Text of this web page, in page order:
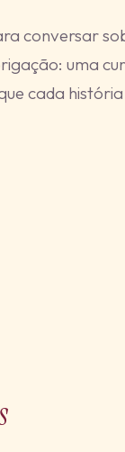
conversar
uma
cada